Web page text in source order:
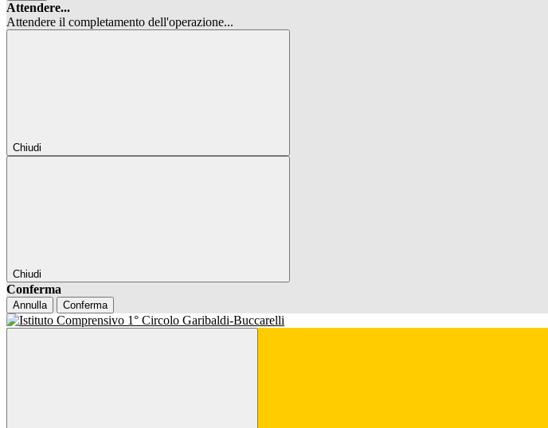
Attendere...
Attendere il completamento dell'operazione...
Chiudi
Chiudi
Conferma
Annulla Conferma